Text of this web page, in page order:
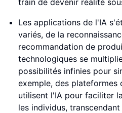
train de devenir réalité
Les applications de l'IA
variés, de la
recommandation de
technologiques se
possibilités infinies pour
exemple, des plateformes
utilisent l'IA pour faciliter
les individus,